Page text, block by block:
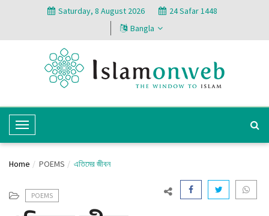
Saturday, 8 August 2026
24 Safar 1448
Bangla
T
o
g
e
N
Home POEMS এতিমের জীবন
POEMS